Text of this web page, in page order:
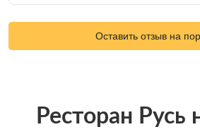
Оставить отзыв на
Ресторан Русь